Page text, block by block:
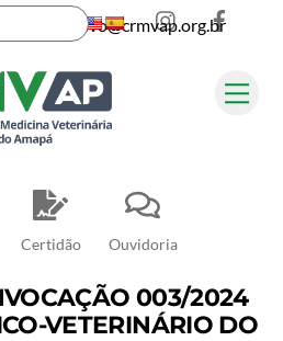
Certidão Ouvidoria
Instagram
administrativo@crmvap.org.br
003/2024
VETERINÁRIO DO